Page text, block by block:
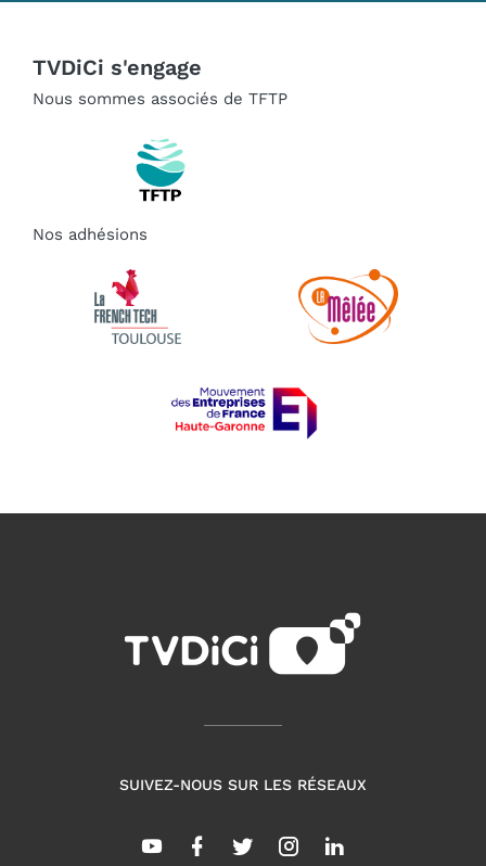
TVDiCi s'engage
Nous sommes associés de TFTP
Nos adhésions
SUIVEZ-NOUS SUR LES RÉSEAUX